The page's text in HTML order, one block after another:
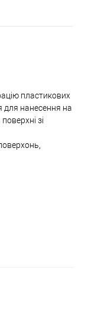
пластикових
для нанесення на
зі